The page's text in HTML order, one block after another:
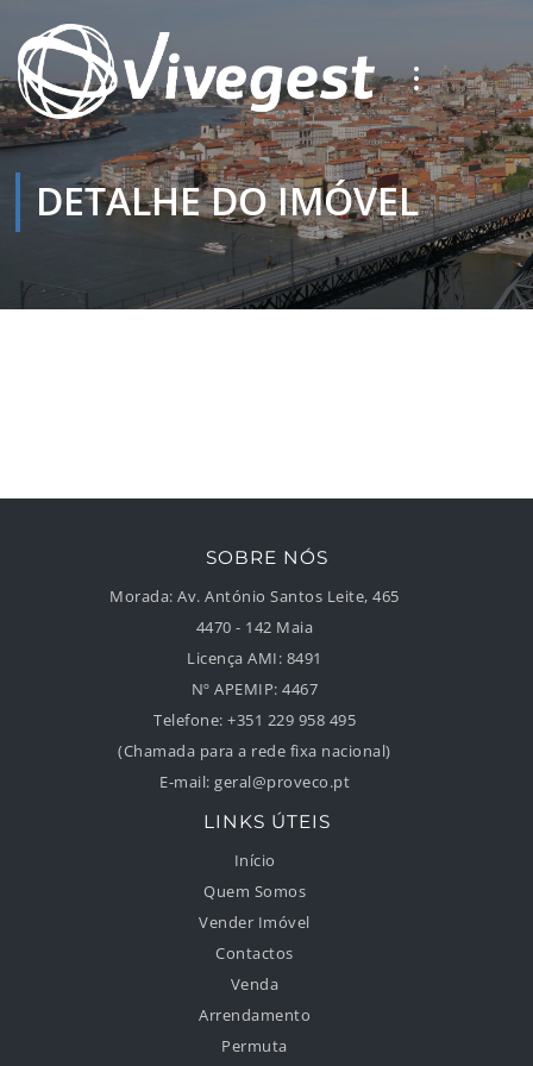
DETALHE DO IMÓVEL
SOBRE NÓS
Morada: Av. António Santos Leite, 465
4470 - 142 Maia
Licença AMI: 8491
Nº APEMIP: 4467
Telefone: +351 229 958 495
(Chamada para a rede fixa nacional)
E-mail: geral@proveco.pt
LINKS ÚTEIS
Início
Quem Somos
Vender Imóvel
Contactos
Venda
Arrendamento
Permuta